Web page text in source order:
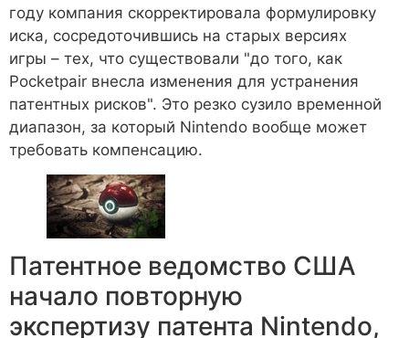
году компания скорректировала формулировку
иска, сосредоточившись на старых версиях
игры – тех, что существовали "до того, как
Pocketpair внесла изменения для устранения
патентных рисков". Это резко сузило временной
диапазон, за который Nintendo вообще может
требовать компенсацию.
Патентное ведомство США
начало повторную
экспертизу патента Nintendo,